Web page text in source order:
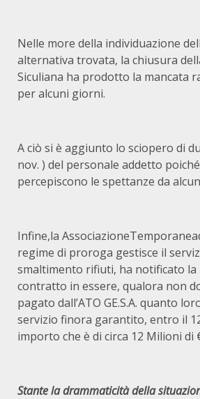
Nelle more della individuazione
alternativa trovata, la chiusura
Siculiana ha prodotto la mancata
per alcuni giorni.
A ciò si è aggiunto lo sciopero di
nov. ) del personale addetto
percepiscono le spettanze da
Infine,la
regime di proroga gestisce il
smaltimento rifiuti, ha notificato la
contratto in essere, qualora non
pagato dall’ATO GE.S.A. quanto
servizio finora garantito, entro il
importo che è di circa 12 Milioni di
Stante la drammaticità della